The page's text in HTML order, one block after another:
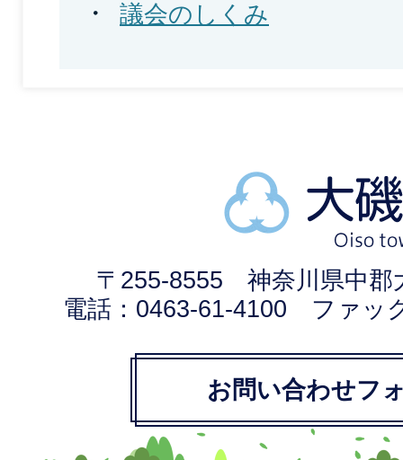
議会のしくみ
大
磯
町
Oiso
town
〒255-8555 神奈川県中郡
電話：0463-61-4100 ファッ
お問い合わせフ